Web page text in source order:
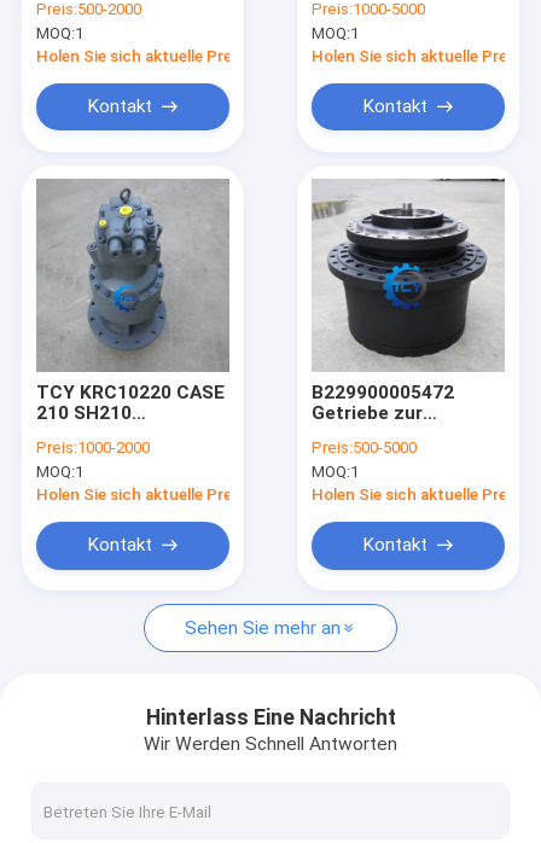
Produkte
Videos
Über uns
Werksbesichtigung
Kontakt mit uns
Neuigkeiten
Bitte um ein Angebot
Getriebe zur Verringerung der Reise des Baggers
Achsantriebsteile für Bagger
Bewerben Sie sich für
Yanmar Minibagger
Preis:500-2000
MOQ:1
Holen Sie sich aktuelle Preis
Kontakt
SBS140
HYDRAULICHER
PUMPE für CAT329DL
329DL 345D
Preis:1000-5000
MOQ:1
Holen Sie sich aktuelle Preis
Kontakt
TCY KRC10220 CASE
210 SH210
mit Motor und
Reduktor für
Baggerschwingantrieb
Preis:1000-2000
MOQ:1
Holen Sie sich aktuelle Preis
Kontakt
B229900005472
Getriebe zur
Fahrt 60307469
SY485 SY500 SY500C
SY500H Getriebe zur
Fahrt Endantrieb für
Sany-Exkavator
Preis:500-5000
MOQ:1
Holen Sie sich aktuelle Preis
Kontakt
Sehen Sie mehr an
Hinterlass Eine Nachricht
Wir Werden Schnell Antworten